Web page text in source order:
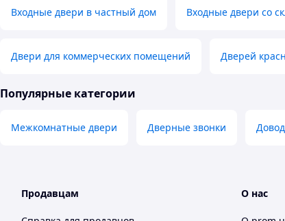
Входные двери в частный дом Входные двери со
Двери для коммерческих помещений Дверей
Популярные категории
Межкомнатные двери Дверные звонки
Продавцам О нас